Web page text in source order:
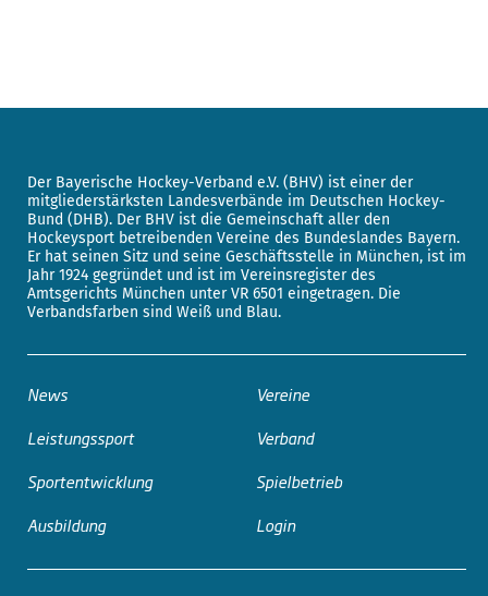
Der Bayerische Hockey-Verband e.V. (BHV) ist einer der
mitgliederstärksten Landesverbände im Deutschen Hockey-
Bund (DHB). Der BHV ist die Gemeinschaft aller den
Hockeysport betreibenden Vereine des Bundeslandes Bayern.
Er hat seinen Sitz und seine Geschäftsstelle in München, ist im
Jahr 1924 gegründet und ist im Vereinsregister des
Amtsgerichts München unter VR 6501 eingetragen. Die
Verbandsfarben sind Weiß und Blau.
News
Leistungssport
Sportentwicklung
Ausbildung
Vereine
Verband
Spielbetrieb
Login